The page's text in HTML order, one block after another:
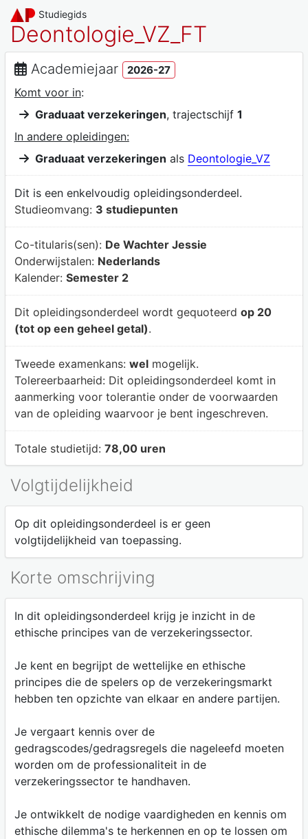
Studiegids
Deontologie_VZ_FT
Academiejaar 2026-27
Komt voor in:
Graduaat verzekeringen, trajectschijf 1
In andere opleidingen:
Graduaat verzekeringen als Deontologie_VZ
Dit is een enkelvoudig opleidingsonderdeel.
Studieomvang: 3 studiepunten
Co-titularis(sen): De Wachter Jessie
Onderwijstalen: Nederlands
Kalender: Semester 2
Dit opleidingsonderdeel wordt gequoteerd op 20
(tot op een geheel getal).
Tweede examenkans: welmogelijk.
Tolereerbaarheid: Dit opleidingsonderdeel komt in
aanmerking voor tolerantie onder de voorwaarden
van de opleiding waarvoor je bent ingeschreven.
Totale studietijd: 78,00 uren
Volgtijdelijkheid
Op dit opleidingsonderdeel is er geen
volgtijdelijkheid van toepassing.
Korte omschrijving
In dit opleidingsonderdeel krijg je inzicht in de
ethische principes van de verzekeringssector.
Je kent en begrijpt de wettelijke en ethische
principes die de spelers op de verzekeringsmarkt
hebben ten opzichte van elkaar en andere partijen.
Je vergaart kennis over de
gedragscodes/gedragsregels die nageleefd moeten
worden om de professionaliteit in de
verzekeringssector te handhaven.
Je ontwikkelt de nodige vaardigheden en kennis om
ethische dilemma's te herkennen en op te lossen om